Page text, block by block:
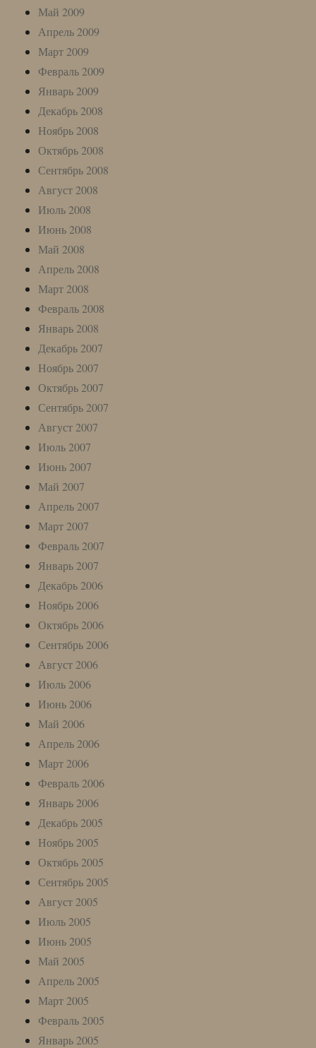
Май 2009
Апрель 2009
Март 2009
Февраль 2009
Январь 2009
Декабрь 2008
Ноябрь 2008
Октябрь 2008
Сентябрь 2008
Август 2008
Июль 2008
Июнь 2008
Май 2008
Апрель 2008
Март 2008
Февраль 2008
Январь 2008
Декабрь 2007
Ноябрь 2007
Октябрь 2007
Сентябрь 2007
Август 2007
Июль 2007
Июнь 2007
Май 2007
Апрель 2007
Март 2007
Февраль 2007
Январь 2007
Декабрь 2006
Ноябрь 2006
Октябрь 2006
Сентябрь 2006
Август 2006
Июль 2006
Июнь 2006
Май 2006
Апрель 2006
Март 2006
Февраль 2006
Январь 2006
Декабрь 2005
Ноябрь 2005
Октябрь 2005
Сентябрь 2005
Август 2005
Июль 2005
Июнь 2005
Май 2005
Апрель 2005
Март 2005
Февраль 2005
Январь 2005